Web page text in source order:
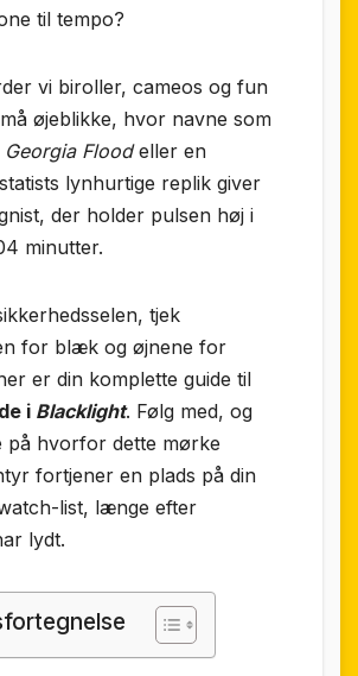
til tempo?
vi biroller, cameos og fun
øjeblikke, hvor navne som
Georgia Floodeller en
lynhurtige replik giver
der holder pulsen høj i
minutter.
tjek
for blæk og øjnene for
er din komplette guide til
i Blacklight. Følg med, og
på hvorfor dette mørke
fortjener en plads på din
list, længe efter
lydt.